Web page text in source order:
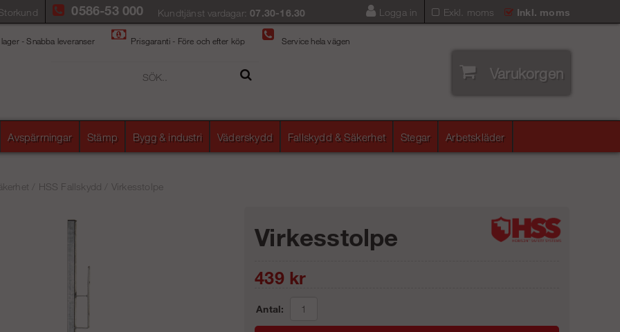
Exkl. moms Inkl. moms
0586-53 000 Kundtjänst vardagar:07.30-16.30 Logga in
- Snabba leveranser Prisgaranti - Före och efter köp Service hela vägen
Varukorgen
Avspärrningar Stämp Bygg & industri Väderskydd Fallskydd & Säkerhet Stegar Arbetskläder
HSS Fallskydd Virkesstolpe
Virkesstolpe
439kr
Antal: